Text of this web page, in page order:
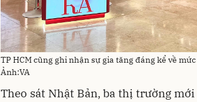
TP HCM cũng ghi nhận sự gia tăng đáng kể về
Ảnh:VA
Theo sát Nhật Bản, ba thị trường